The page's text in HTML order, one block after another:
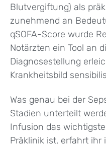
Blutvergiftung) als
zunehmend an
qSOFA-Score wurde
Notärzten ein Tool an
Diagnosestellung
Krankheitsbild
Was genau bei der
Stadien unterteilt
Infusion das
Präklinik ist, erfahrt ihr